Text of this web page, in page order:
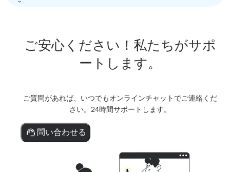
ご安心ください！私たちがサポ
ートします。
ご質問があれば、いつでもオンラインチャットでご連絡くだ
さい。24時間サポートします。
問い合わせる